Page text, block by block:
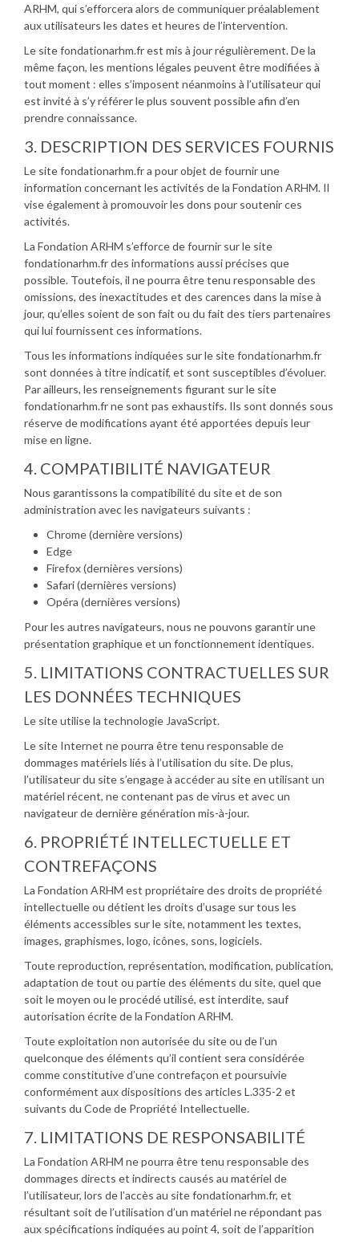
ARHM, qui s’efforcera alors de communiquer préalablement
aux utilisateurs les dates et heures de l’intervention.
Le site fondationarhm.fr est mis à jour régulièrement. De la
même façon, les mentions légales peuvent être modifiées à
tout moment : elles s’imposent néanmoins à l’utilisateur qui
est invité à s’y référer le plus souvent possible afin d’en
prendre connaissance.
3. DESCRIPTION DES SERVICES FOURNIS
Le site fondationarhm.fr a pour objet de fournir une
information concernant les activités de la Fondation ARHM. Il
vise également à promouvoir les dons pour soutenir ces
activités.
La Fondation ARHM s’efforce de fournir sur le site
fondationarhm.fr des informations aussi précises que
possible. Toutefois, il ne pourra être tenu responsable des
omissions, des inexactitudes et des carences dans la mise à
jour, qu’elles soient de son fait ou du fait des tiers partenaires
qui lui fournissent ces informations.
Tous les informations indiquées sur le site fondationarhm.fr
sont données à titre indicatif, et sont susceptibles d’évoluer.
Par ailleurs, les renseignements figurant sur le site
fondationarhm.fr ne sont pas exhaustifs. Ils sont donnés sous
réserve de modifications ayant été apportées depuis leur
mise en ligne.
4. COMPATIBILITÉ NAVIGATEUR
Nous garantissons la compatibilité du site et de son
administration avec les navigateurs suivants :
Chrome (dernière versions)
Edge
Firefox (dernières versions)
Safari (dernières versions)
Opéra (dernières versions)
Pour les autres navigateurs, nous ne pouvons garantir une
présentation graphique et un fonctionnement identiques.
5. LIMITATIONS CONTRACTUELLES SUR
LES DONNÉES TECHNIQUES
Le site utilise la technologie JavaScript.
Le site Internet ne pourra être tenu responsable de
dommages matériels liés à l’utilisation du site. De plus,
l’utilisateur du site s’engage à accéder au site en utilisant un
matériel récent, ne contenant pas de virus et avec un
navigateur de dernière génération mis-à-jour.
6. PROPRIÉTÉ INTELLECTUELLE ET
CONTREFAÇONS
La Fondation ARHM est propriétaire des droits de propriété
intellectuelle ou détient les droits d’usage sur tous les
éléments accessibles sur le site, notamment les textes,
images, graphismes, logo, icônes, sons, logiciels.
Toute reproduction, représentation, modification, publication,
adaptation de tout ou partie des éléments du site, quel que
soit le moyen ou le procédé utilisé, est interdite, sauf
autorisation écrite de la Fondation ARHM.
Toute exploitation non autorisée du site ou de l’un
quelconque des éléments qu’il contient sera considérée
comme constitutive d’une contrefaçon et poursuivie
conformément aux dispositions des articles L.335-2 et
suivants du Code de Propriété Intellectuelle.
7. LIMITATIONS DE RESPONSABILITÉ
La Fondation ARHM ne pourra être tenu responsable des
dommages directs et indirects causés au matériel de
l’utilisateur, lors de l’accès au site fondationarhm.fr, et
résultant soit de l’utilisation d’un matériel ne répondant pas
aux spécifications indiquées au point 4, soit de l’apparition